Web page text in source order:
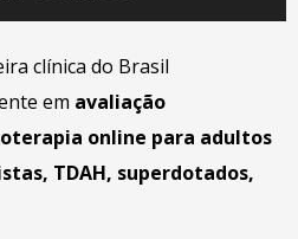
clínica do Brasil
em avaliação
online para adultos
TDAH, superdotados,